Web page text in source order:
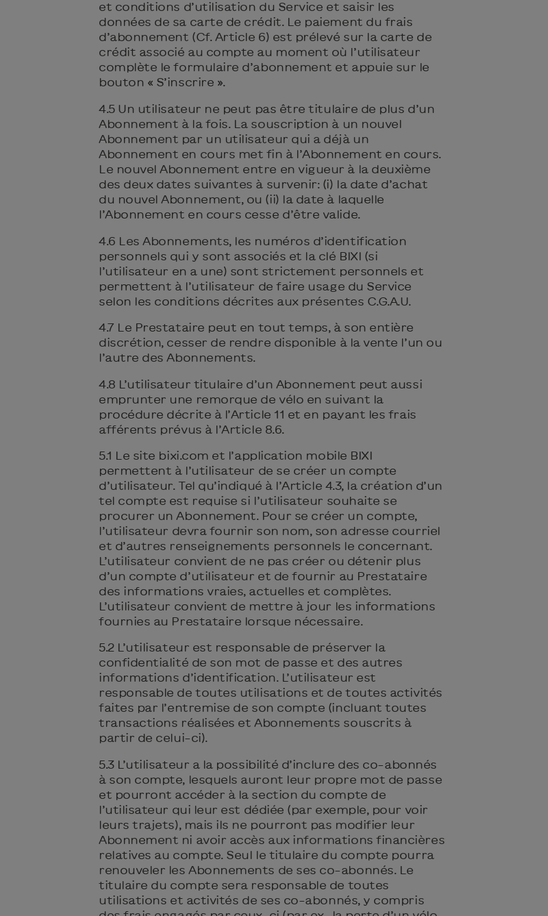
et conditions d’utilisation du Service et saisir les
données de sa carte de crédit. Le paiement du frais
d’abonnement (Cf. Article 6) est prélevé sur la carte de
crédit associé au compte au moment où l’utilisateur
complète le formulaire d’abonnement et appuie sur le
bouton « S’inscrire ».
4.5 Un utilisateur ne peut pas être titulaire de plus d’un
Abonnement à la fois. La souscription à un nouvel
Abonnement par un utilisateur qui a déjà un
Abonnement en cours met fin à l’Abonnement en cours.
Le nouvel Abonnement entre en vigueur à la deuxième
des deux dates suivantes à survenir: (i) la date d’achat
du nouvel Abonnement, ou (ii) la date à laquelle
l’Abonnement en cours cesse d’être valide.
4.6 Les Abonnements, les numéros d’identification
personnels qui y sont associés et la clé BIXI (si
l’utilisateur en a une) sont strictement personnels et
permettent à l’utilisateur de faire usage du Service
selon les conditions décrites aux présentes C.G.A.U.
4.7 Le Prestataire peut en tout temps, à son entière
discrétion, cesser de rendre disponible à la vente l’un ou
l’autre des Abonnements.
4.8 L’utilisateur titulaire d’un Abonnement peut aussi
emprunter une remorque de vélo en suivant la
procédure décrite à l’Article 11 et en payant les frais
afférents prévus à l’Article 8.6.
5.1 Le site bixi.com et l’application mobile BIXI
permettent à l’utilisateur de se créer un compte
d’utilisateur. Tel qu’indiqué à l’Article 4.3, la création d’un
tel compte est requise si l’utilisateur souhaite se
procurer un Abonnement. Pour se créer un compte,
l’utilisateur devra fournir son nom, son adresse courriel
et d’autres renseignements personnels le concernant.
L’utilisateur convient de ne pas créer ou détenir plus
d’un compte d’utilisateur et de fournir au Prestataire
des informations vraies, actuelles et complètes.
L’utilisateur convient de mettre à jour les informations
fournies au Prestataire lorsque nécessaire.
5.2 L’utilisateur est responsable de préserver la
confidentialité de son mot de passe et des autres
informations d’identification. L’utilisateur est
responsable de toutes utilisations et de toutes activités
faites par l’entremise de son compte (incluant toutes
transactions réalisées et Abonnements souscrits à
partir de celui-ci).
5.3 L’utilisateur a la possibilité d’inclure des co-abonnés
à son compte, lesquels auront leur propre mot de passe
et pourront accéder à la section du compte de
l’utilisateur qui leur est dédiée (par exemple, pour voir
leurs trajets), mais ils ne pourront pas modifier leur
Abonnement ni avoir accès aux informations financières
relatives au compte. Seul le titulaire du compte pourra
renouveler les Abonnements de ses co-abonnés. Le
titulaire du compte sera responsable de toutes
utilisations et activités de ses co-abonnés, y compris